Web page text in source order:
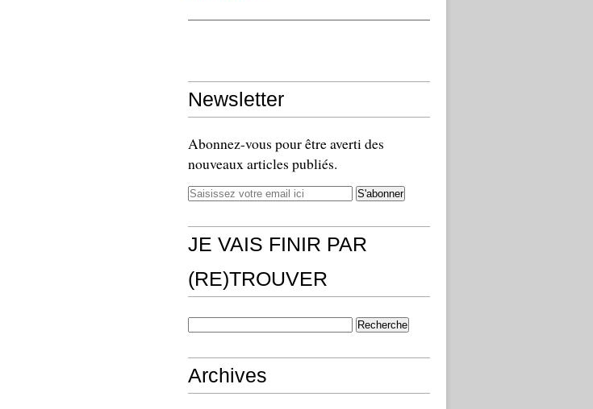
Newsletter
Abonnez-vous pour être averti des
nouveaux articles publiés.
JE VAIS FINIR PAR
(RE)TROUVER
Archives